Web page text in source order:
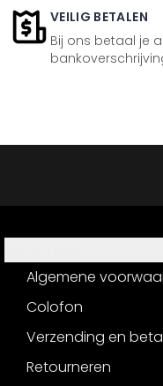
VEILIG BETALEN
Bij ons betaal je
Algemene
Colofon
Verzending en
Retourneren